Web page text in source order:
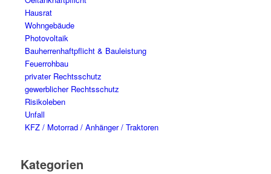
Hausrat
Wohngebäude
Photovoltaik
Bauherrenhaftpflicht & Bauleistung
Feuerrohbau
privater Rechtsschutz
gewerblicher Rechtsschutz
Risikoleben
Unfall
KFZ / Motorrad / Anhänger / Traktoren
Kategorien